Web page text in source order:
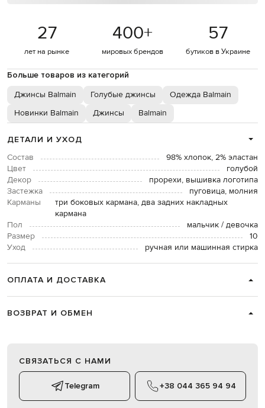
27
лет на рынке
400+
мировых брендов
57
бутиков в Украине
Больше товаров из категорий
Джинсы Balmain Голубые джинсы
Одежда Balmain
Новинки Balmain
Джинсы Balmain
ДЕТАЛИ И УХОД
Состав
98% хлопок, 2% эластан
Цвет
голубой
Декор
прорехи, вышивка логотипа
Застежка
пуговица, молния
Карманы
три боковых кармана, два задних накладных
кармана
Пол
мальчик / девочка
Размер
10
Уход
ручная или машинная стирка
ОПЛАТА И ДОСТАВКА
ВОЗВРАТ И ОБМЕН
СВЯЗАТЬСЯ С НАМИ
Telegram +38 044 365 94 94